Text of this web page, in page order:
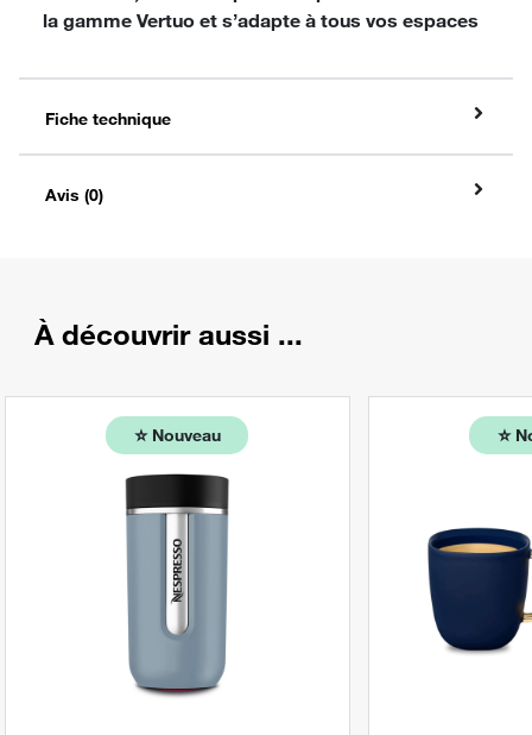
la gamme Vertuo et s’adapte à tous vos espaces
Fiche technique
Avis (0)
À découvrir aussi ...
⭐️ Nouveau ⭐️